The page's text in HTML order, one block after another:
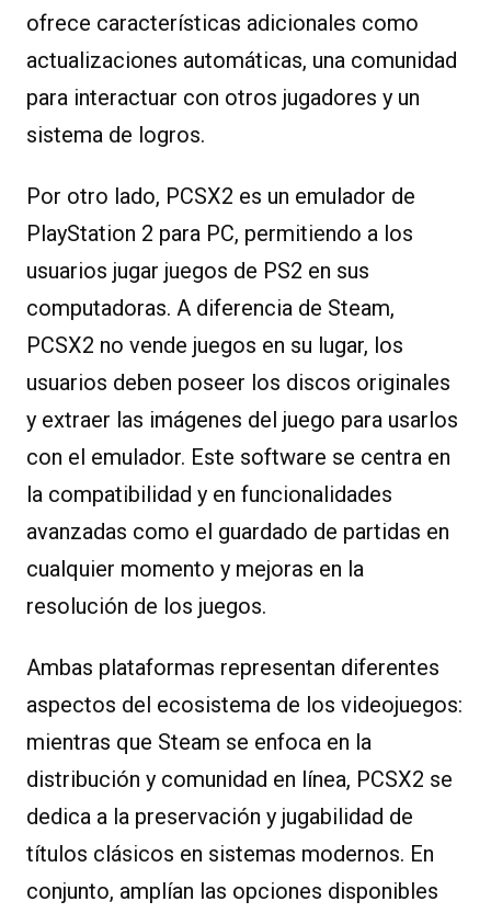
ofrece características adicionales como
actualizaciones automáticas, una comunidad
para interactuar con otros jugadores y un
sistema de logros.
Por otro lado, PCSX2 es un emulador de
PlayStation 2 para PC, permitiendo a los
usuarios jugar juegos de PS2 en sus
computadoras. A diferencia de Steam,
PCSX2 no vende juegos en su lugar, los
usuarios deben poseer los discos originales
y extraer las imágenes del juego para usarlos
con el emulador. Este software se centra en
la compatibilidad y en funcionalidades
avanzadas como el guardado de partidas en
cualquier momento y mejoras en la
resolución de los juegos.
Ambas plataformas representan diferentes
aspectos del ecosistema de los videojuegos:
mientras que Steam se enfoca en la
distribución y comunidad en línea, PCSX2 se
dedica a la preservación y jugabilidad de
títulos clásicos en sistemas modernos. En
conjunto, amplían las opciones disponibles